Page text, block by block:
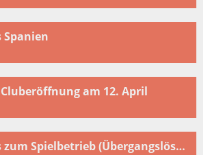
Spanien
am 12. April
Wichtige Infos zum Spielbetrieb (Übergangslösung)